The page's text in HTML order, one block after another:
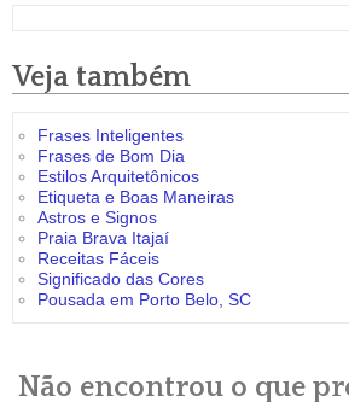
Veja também
Frases Inteligentes
Frases de Bom Dia
Estilos Arquitetônicos
Etiqueta e Boas Maneiras
Astros e Signos
Praia Brava Itajaí
Receitas Fáceis
Significado das Cores
Pousada em Porto Belo, SC
Não encontrou o que